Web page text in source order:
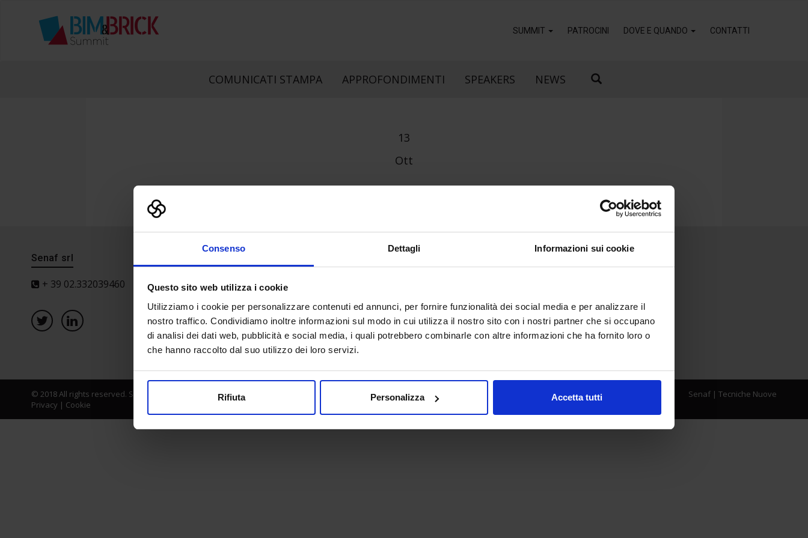
Consenso Dettagli Informazioni sui cookie
Questo sito web utilizza i cookie
Utilizziamo i cookie per personalizzare contenuti ed annunci, per fornire funzionalità dei social media e per analizzare il
nostro traffico. Condividiamo inoltre informazioni sul modo in cui utilizza il nostro sito con i nostri partner che si occupano
di analisi dei dati web, pubblicità e social media, i quali potrebbero combinarle con altre informazioni che ha fornito loro o
che hanno raccolto dal suo utilizzo dei loro servizi.
Rifiuta Personalizza Accetta tutti
SUMMIT PATROCINI DOVE E QUANDO CONTATTI
COMUNICATI STAMPA APPROFONDIMENTI SPEAKERS NEWS
13
Ott
Senaf srl
+ 39 02.332039460
© 2018 All rights reserved. Senaf srl - Gruppo Tecniche Nuove Spa - P.IVA 06382730155 - C.F. 02213830371
Privacy | Cookie
Senaf| Tecniche Nuove